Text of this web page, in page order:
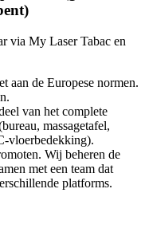
via My Laser Tabac en
aan de Europese normen.
van het complete
massagetafel,
vloerbedekking).
Wij beheren de
met een team dat
platforms.